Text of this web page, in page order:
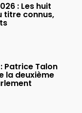
: Les huit
titre connus,
Patrice Talon
la deuxième